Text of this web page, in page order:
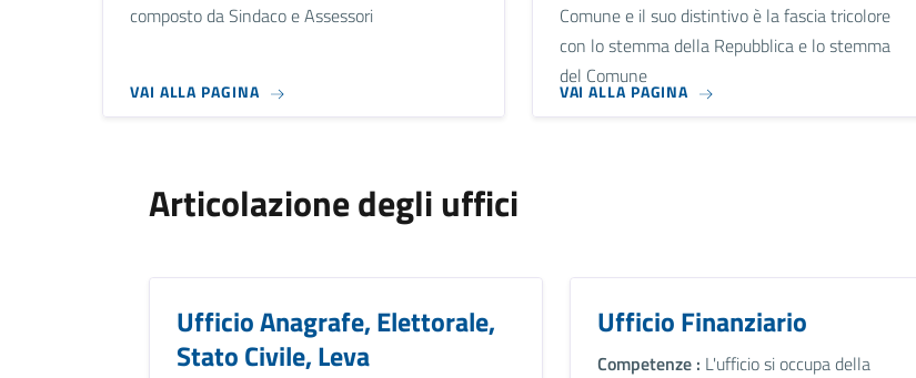
composto da Sindaco e Assessori
VAI ALLA PAGINA
Comune e il suo distintivo è la fascia tricolore
con lo stemma della Repubblica e lo stemma
del Comune
VAI ALLA PAGINA
Articolazione degli uffici
Ufficio Anagrafe, Elettorale,
Stato Civile, Leva
Ufficio Finanziario
Competenze : L'ufficio si occupa della